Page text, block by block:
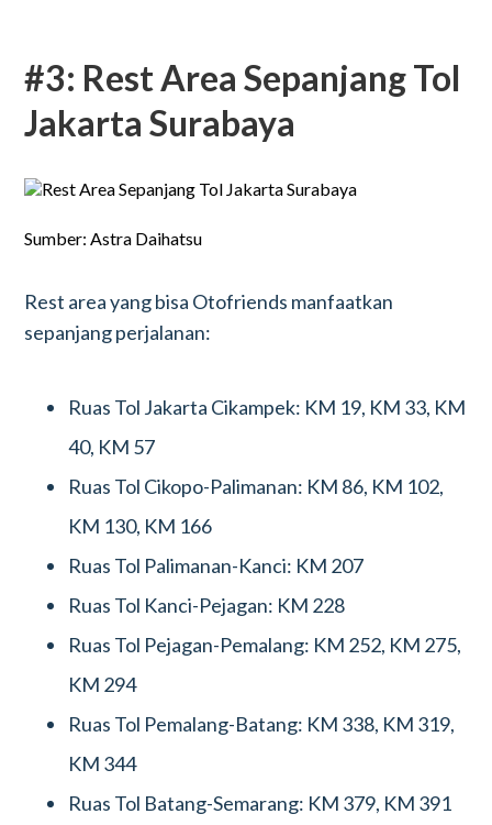
#3: Rest Area Sepanjang Tol
Jakarta Surabaya
Sumber: Astra Daihatsu
Rest area yang bisa Otofriends manfaatkan
sepanjang perjalanan:
Ruas Tol Jakarta Cikampek: KM 19, KM 33, KM
40, KM 57
Ruas Tol Cikopo-Palimanan: KM 86, KM 102,
KM 130, KM 166
Ruas Tol Palimanan-Kanci: KM 207
Ruas Tol Kanci-Pejagan: KM 228
Ruas Tol Pejagan-Pemalang: KM 252, KM 275,
KM 294
Ruas Tol Pemalang-Batang: KM 338, KM 319,
KM 344
Ruas Tol Batang-Semarang: KM 379, KM 391